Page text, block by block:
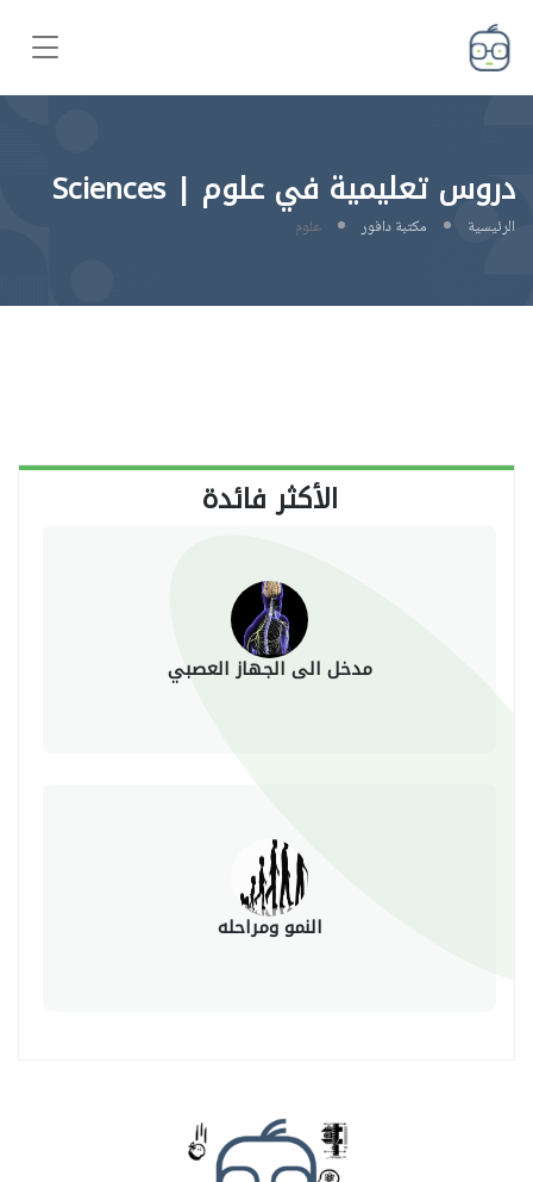
دروس تعليمية في علوم | Sciences
الرئيسية مكتبة دافور علوم
الأكثر فائدة
مدخل الى الجهاز العصبي
النمو ومراحله